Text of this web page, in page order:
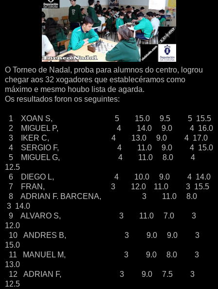
O Torneo de Nadal, proba para alumnos do centro, logrou
chegar aos 32 xogadores que establecéramos como
máximo e mesmo houbo lista de agarda.
Os resultados foron os seguintes:
1 XOAN S, 5 15.0 9.5 5 15.5
2 MIGUEL P, 4 14.0 9.0 4 16.0
3 IKER C, 4 13.0 9.0 4 17.0
4 SERGIO F, 4 11.0 9.0 4 15.0
5 MIGUEL G, 4 11.0 8.0 4
12.5
6 DIEGO L, 4 10.0 9.0 4 14.0
7 FRAN, 3 12.0 11.0 3 15.5
8 ADRIAN F. BARCENA, 3 11.0 8.0
3 14.0
9 ALVARO S, 3 11.0 7.0 3
12.0
10 ANDRES B, 3 9.0 9.0 3
15.0
11 MANUEL M, 3 9.0 8.0 3
13.0
12 ADRIAN F, 3 9.0 7.5 3
12.5